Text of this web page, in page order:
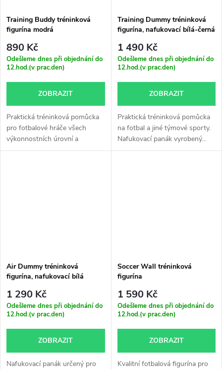
Training Buddy tréninková
figurína modrá
890 Kč
Odešleme dnes při objednání do
12.hod.(v prac.den)
ZOBRAZIT
Praktická tréninková pomůcka
pro fotbalové hráče všech
výkonnostních úrovní a
fotbalové...
Training Dummy tréninková
figurína, nafukovací bílá-černá
1 490 Kč
Odešleme dnes při objednání do
12.hod.(v prac.den)
ZOBRAZIT
Praktická tréninková pomůcka
na fotbal a jiné týmové sporty.
Nafukovací panák vyrobený...
Air Dummy tréninková
figurína, nafukovací bílá
1 290 Kč
Odešleme dnes při objednání do
12.hod.(v prac.den)
ZOBRAZIT
Nafukovací panák určený pro
Soccer Wall tréninková
figurína
1 590 Kč
Odešleme dnes při objednání do
12.hod.(v prac.den)
ZOBRAZIT
Kvalitní fotbalová figurína pro